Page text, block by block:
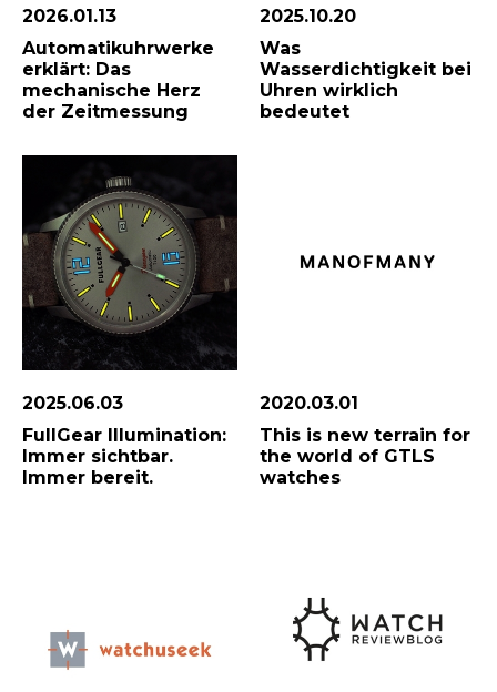
2026.01.13
Automatikuhrwerke
erklärt: Das
mechanische Herz
der Zeitmessung
2025.10.20
Was
Wasserdichtigkeit bei
Uhren wirklich
bedeutet
2025.06.03
FullGear Illumination:
Immer sichtbar.
Immer bereit.
2020.03.01
This is new terrain for
the world of GTLS
watches